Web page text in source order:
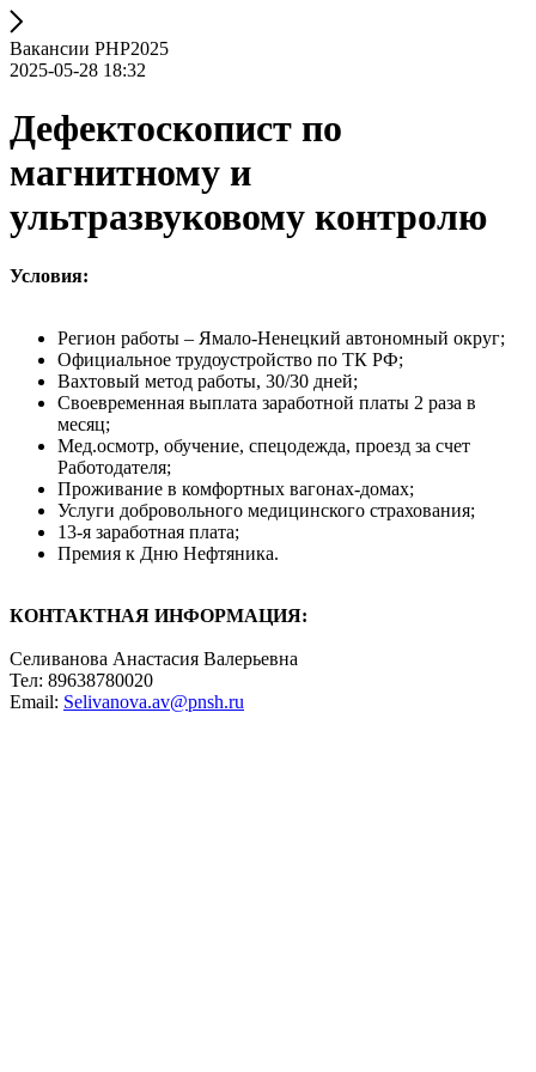
Вакансии РНР2025
2025-05-28 18:32
Дефектоскопист по
магнитному и
ультразвуковому контролю
Условия:
Регион работы – Ямало-Ненецкий автономный округ;
Официальное трудоустройство по ТК РФ;
Вахтовый метод работы, 30/30 дней;
Своевременная выплата заработной платы 2 раза в
месяц;
Мед.осмотр, обучение, спецодежда, проезд за счет
Работодателя;
Проживание в комфортных вагонах-домах;
Услуги добровольного медицинского страхования;
13-я заработная плата;
Премия к Дню Нефтяника.
КОНТАКТНАЯ ИНФОРМАЦИЯ:
Селиванова Анастасия Валерьевна
Тел: 89638780020
Email: Selivanova.av@pnsh.ru